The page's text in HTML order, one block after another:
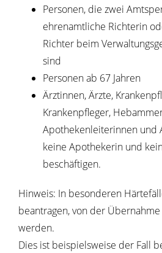
Personen, die zwei
ehrenamtliche Richterin
Richter beim
sind
Personen ab 67 Jahren
Ärztinnen, Ärzte,
Krankenpfleger,
Apothekenleiterinnen und
keine Apothekerin und
beschäftigen.
Hinweis: In besonderen
beantragen, von der
werden.
Dies ist beispielsweise der Fall